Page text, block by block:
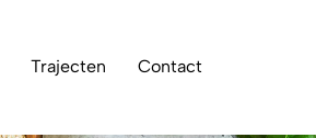
Trajecten Contact